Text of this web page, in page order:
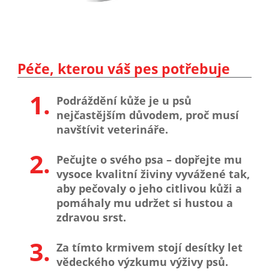
Péče, kterou váš pes potřebuje
1. Podráždění kůže je u psů
nejčastějším důvodem, proč musí
navštívit veterináře.
2. Pečujte o svého psa – dopřejte mu
vysoce kvalitní živiny vyvážené tak,
aby pečovaly o jeho citlivou kůži a
pomáhaly mu udržet si hustou a
zdravou srst.
3. Za tímto krmivem stojí desítky let
vědeckého výzkumu výživy psů.